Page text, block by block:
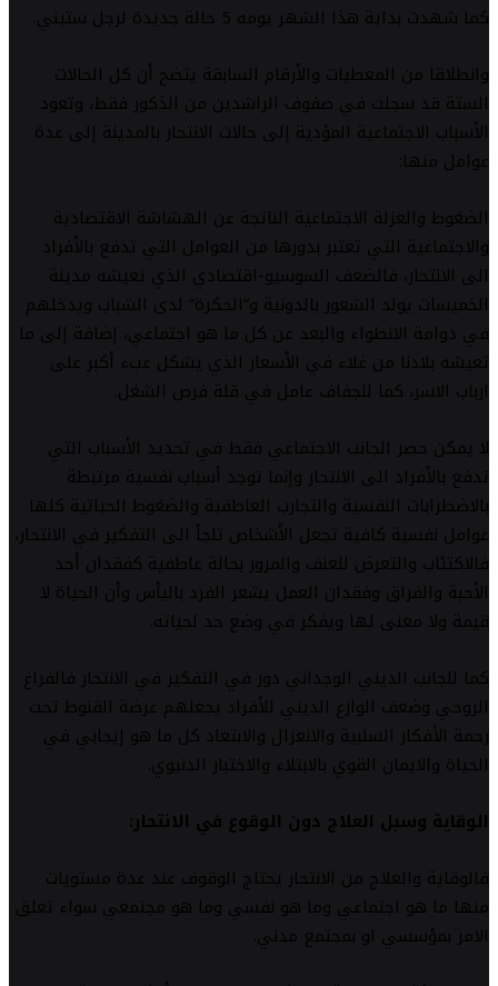
كما شهدت بداية هذا الشهر يومه 5 حالة جديدة لرجل ستيني.
وانطلاقا من المعطيات والأرقام السابقة يتضح أن كل الحالات
الستة قد سجلت في صفوف الراشدين من الذكور فقط، وتعود
الأسباب الاجتماعية المؤدية إلى حالات الانتحار بالمدينة إلى عدة
عوامل منها:
الضغوط والعزلة الاجتماعية الناتجة عن الهشاشة الاقتصادية
والاجتماعية التي تعتبر بدورها من العوامل التي تدفع بالأفراد
الى الانتحار، فالضعف السوسيو-اقتصادي الذي تعيشه مدينة
الخميسات يولد الشعور بالدونية و”الحكرة” لدى الشباب ويدخلهم
في دوامة الانطواء والبعد عن كل ما هو اجتماعي، إضافة إلى ما
تعيشه بلادنا من غلاء في الأسعار الذي يشكل عبء أكبر على
ارباب الاسر، كما للجفاف عامل في قلة فرص الشغل.
لا يمكن حصر الجانب الاجتماعي فقط في تحديد الأسباب التي
تدفع بالأفراد الى الانتحار وإنما توجد أسباب نفسية مرتبطة
بالاضطرابات النفسية والتجارب العاطفية والضغوط الحياتية كلها
عوامل نفسية كافية تجعل الأشخاص تلجأ الى التفكير في الانتحار،
فالاكتئاب والتعرض للعنف والمرور بحالة عاطفية كفقدان أحد
الأحبة والفراق وفقدان العمل يشعر الفرد باليأس وأن الحياة لا
قيمة ولا معنى لها ويفكر في وضع حد لحياته.
كما للجانب الديني الوجداني دور في التفكير في الانتحار فالفراغ
الروحي وضعف الوازع الديني للأفراد يجعلهم عرضة القنوط تحت
رحمة الأفكار السلبية والانعزال والابتعاد كل ما هو إيجابي في
الحياة والايمان القوي بالابتلاء والاختبار الدنيوي.
الوقاية وسبل العلاج دون الوقوع في الانتحار:
فالوقاية والعلاج من الانتحار يحتاج الوقوف عند عدة مستويات
منها ما هو اجتماعي وما هو نفسي وما هو مجتمعي سواء تعلق
الامر بمؤسسي او بمجتمع مدني.